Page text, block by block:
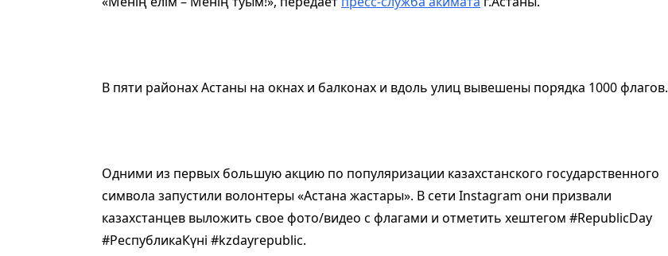
В пяти районах Астаны на окнах и балконах и вдоль улиц вывешены порядка 1000 флагов.
Одними из первых большую акцию по популяризации казахстанского государственного
символа запустили волонтеры «Астана жастары». В сети Instagram они призвали
казахстанцев выложить свое фото/видео с флагами и отметить хештегом #RepublicDay
#РеспубликаКүні #kzdayrepublic.